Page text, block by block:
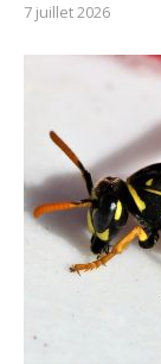
7 juillet 2026